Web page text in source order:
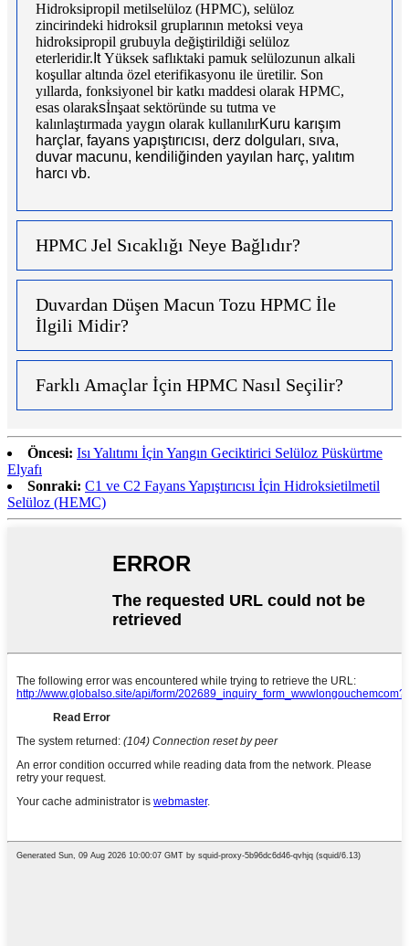
Hidroksipropil metilselüloz (HPMC), selüloz
zincirindeki hidroksil gruplarının metoksi veya
hidroksipropil grubuyla değiştirildiği selüloz
eterleridir. ItYüksek saflıktaki pamuk selülozunun alkali
koşullar altında özel eterifikasyonu ile üretilir. Son
yıllarda, fonksiyonel bir katkı maddesi olarak HPMC,
esas olaraksİnşaat sektöründe su tutma ve
kalınlaştırmada yaygın olarak kullanılırKuru karışım
harçlar, fayans yapıştırıcısı, derz dolguları, sıva,
duvar macunu, kendiliğinden yayılan harç, yalıtım
harcı vb.
HPMC Jel Sıcaklığı Neye Bağlıdır?
Duvardan Düşen Macun Tozu HPMC İle
İlgili Midir?
Farklı Amaçlar İçin HPMC Nasıl Seçilir?
Öncesi: Isı Yalıtımı İçin Yangın Geciktirici Selüloz Püskürtme
Elyafı
Sonraki: C1 ve C2 Fayans Yapıştırıcısı İçin Hidroksietilmetil
Selüloz (HEMC)